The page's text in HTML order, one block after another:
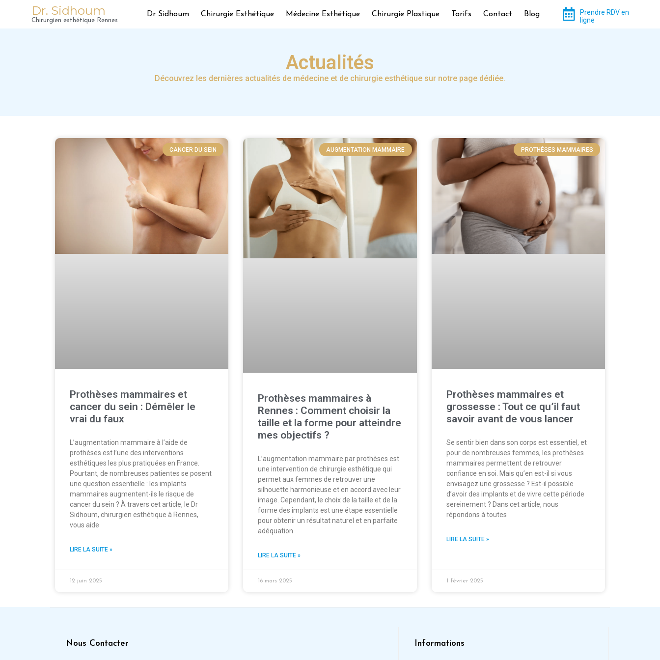
Dr. Sidhoum
Chirurgien esthétique Rennes
Dr Sidhoum Chirurgie Esthétique Médecine Esthétique Chirurgie Plastique Tarifs Contact Blog
Prendre RDV en
ligne
Actualités
Découvrez les dernières actualités de médecine et de chirurgie esthétique sur notre page dédiée.
CANCER DU SEIN
Prothèses mammaires et
cancer du sein : Démêler le
vrai du faux
L’augmentation mammaire à l’aide de
prothèses est l’une des interventions
esthétiques les plus pratiquées en France.
Pourtant, de nombreuses patientes se posent
une question essentielle : les implants
mammaires augmentent-ils le risque de
cancer du sein ? À travers cet article, le Dr
Sidhoum, chirurgien esthétique à Rennes,
vous aide
LIRE LA SUITE »
12 juin 2025
AUGMENTATION MAMMAIRE
Prothèses mammaires à
Rennes : Comment choisir la
taille et la forme pour atteindre
mes objectifs ?
L’augmentation mammaire par prothèses est
une intervention de chirurgie esthétique qui
permet aux femmes de retrouver une
silhouette harmonieuse et en accord avec leur
image. Cependant, le choix de la taille et de la
forme des implants est une étape essentielle
pour obtenir un résultat naturel et en parfaite
adéquation
LIRE LA SUITE »
16 mars 2025
PROTHÈSES MAMMAIRES
Prothèses mammaires et
grossesse : Tout ce qu’il faut
savoir avant de vous lancer
Se sentir bien dans son corps est essentiel, et
pour de nombreuses femmes, les prothèses
mammaires permettent de retrouver
confiance en soi. Mais qu’en est-il si vous
envisagez une grossesse ? Est-il possible
d’avoir des implants et de vivre cette période
sereinement ? Dans cet article, nous
répondons à toutes
LIRE LA SUITE »
1 février 2025
Nous Contacter Informations